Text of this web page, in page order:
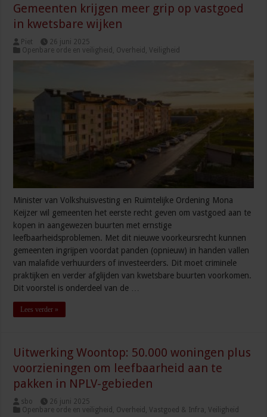
Gemeenten krijgen meer grip op vastgoed
in kwetsbare wijken
Piet
26 juni 2025
Openbare orde en veiligheid
Overheid ,Veiligheid
Minister van Volkshuisvesting en Ruimtelijke Ordening Mona
Keijzer wil gemeenten het eerste recht geven om vastgoed aan te
kopen in aangewezen buurten met ernstige
leefbaarheidsproblemen. Met dit nieuwe voorkeursrecht kunnen
gemeenten ingrijpen voordat panden (opnieuw) in handen vallen
van malafide verhuurders of investeerders. Dit moet criminele
praktijken en verder afglijden van kwetsbare buurten voorkomen.
Dit voorstel is onderdeel van de …
Lees verder »
Uitwerking Woontop: 50.000 woningen plus
voorzieningen om leefbaarheid aan te
pakken in NPLV-gebieden
sbo
26 juni 2025
Openbare orde en veiligheid , Overheid ,Vastgoed & Infra,Veiligheid